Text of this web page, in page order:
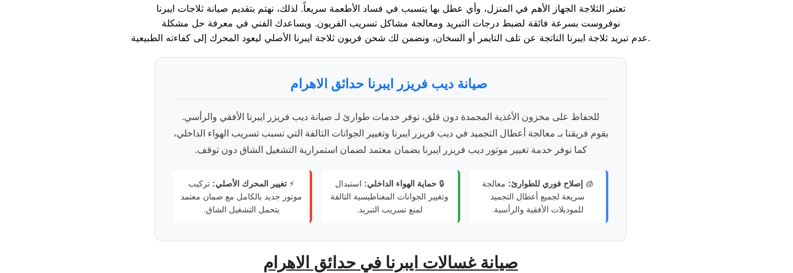
تعتبر الثلاجة الجهاز الأهم في المنزل، وأي عطل بها يتسبب في فساد الأطعمة سريعاً. لذلك، نهتم بتقديم صيانة ثلاجات ايبرنا
نوفروست بسرعة فائقة لضبط درجات التبريد ومعالجة مشاكل تسريب الفريون. ويساعدك الفني في معرفة حل مشكلة
عدم تبريد ثلاجة ايبرنا الناتجة عن تلف التايمر أو السخان، ونضمن لك شحن فريون ثلاجة ايبرنا الأصلي ليعود المحرك إلى كفاءته الطبيعية.
صيانة ديب فريزر ايبرنا حدائق الاهرام
للحفاظ على مخزون الأغذية المجمدة دون قلق، نوفر خدمات طوارئ لـ صيانة ديب فريزر ايبرنا الأفقي والرأسي.
يقوم فريقنا بـ معالجة أعطال التجميد في ديب فريزر ايبرنا وتغيير الجوانات التالفة التي تسبب تسريب الهواء الداخلي،
كما نوفر خدمة تغيير موتور ديب فريزر ايبرنا بضمان معتمد لضمان استمرارية التشغيل الشاق دون توقف.
🧊 إصلاح فوري للطوارئ: معالجة
سريعة لجميع أعطال التجميد
للموديلات الأفقية والرأسية.
🔒حماية الهواء الداخلي: استبدال
وتغيير الجوانات المغناطيسية التالفة
لمنع تسريب التبريد.
⚡ تغيير المحرك الأصلي: تركيب
موتور جديد بالكامل مع ضمان معتمد
يتحمل التشغيل الشاق.
صيانة غسالات ايبرنا في حدائق الاهرام